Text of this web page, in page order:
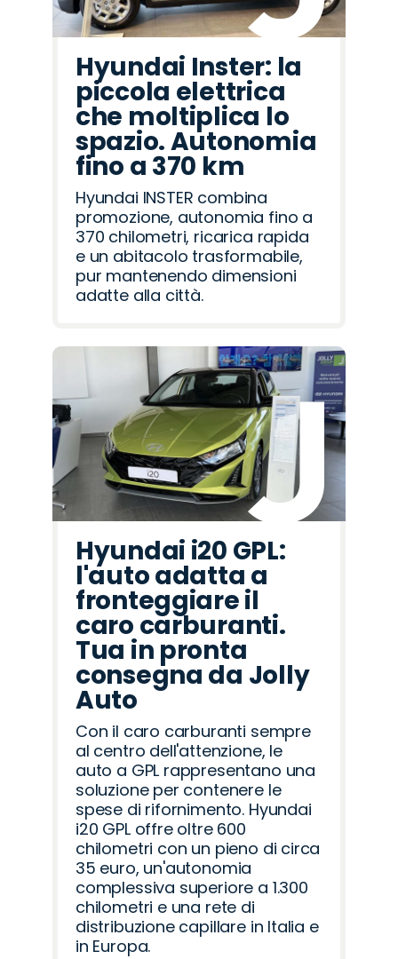
Hyundai Inster: la
piccola elettrica
che moltiplica lo
spazio. Autonomia
fino a 370 km
Hyundai INSTER combina
promozione, autonomia fino a
370 chilometri, ricarica rapida
e un abitacolo trasformabile,
pur mantenendo dimensioni
adatte alla città.
Hyundai i20 GPL:
l'auto adatta a
fronteggiare il
caro carburanti.
Tua in pronta
consegna da Jolly
Auto
Con il caro carburanti sempre
al centro dell'attenzione, le
auto a GPL rappresentano una
soluzione per contenere le
spese di rifornimento. Hyundai
i20 GPL offre oltre 600
chilometri con un pieno di circa
35 euro, un'autonomia
complessiva superiore a 1.300
chilometri e una rete di
distribuzione capillare in Italia e
in Europa.